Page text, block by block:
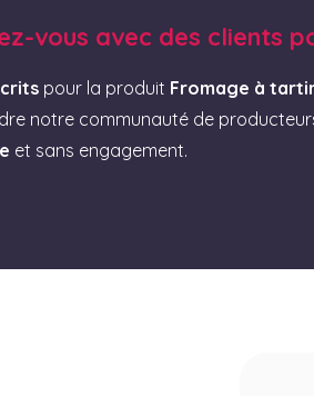
vous avec des clients
pour la produit Fromage à
notre communauté de
et sans engagement.